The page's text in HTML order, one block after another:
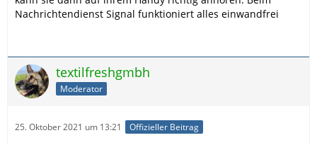
Nachrichtendienst Signal funktioniert alles einwandfrei
textilfreshgmbh
Moderator
25. Oktober 2021 um 13:21 Offizieller Beitrag